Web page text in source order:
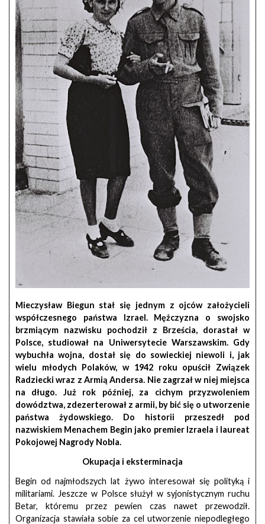
Mieczysław Biegun stał się jednym z ojców założycieli
współczesnego państwa Izrael. Mężczyzna o swojsko
brzmiącym nazwisku pochodził z Brześcia, dorastał w
Polsce, studiował na Uniwersytecie Warszawskim. Gdy
wybuchła wojna, dostał się do sowieckiej niewoli i, jak
wielu młodych Polaków, w 1942 roku opuścił Związek
Radziecki wraz z Armią Andersa. Nie zagrzał w niej miejsca
na długo. Już rok później, za cichym przyzwoleniem
dowództwa, zdezerterował z armii, by bić się o utworzenie
państwa żydowskiego. Do historii przeszedł pod
nazwiskiem Menachem Begin jako premier Izraela i laureat
Pokojowej Nagrody Nobla.
Okupacja i eksterminacja
Begin od najmłodszych lat żywo interesował się polityką i
militariami. Jeszcze w Polsce służył w syjonistycznym ruchu
Betar, któremu przez pewien czas nawet przewodził.
Organizacja stawiała sobie za cel utworzenie niepodległego